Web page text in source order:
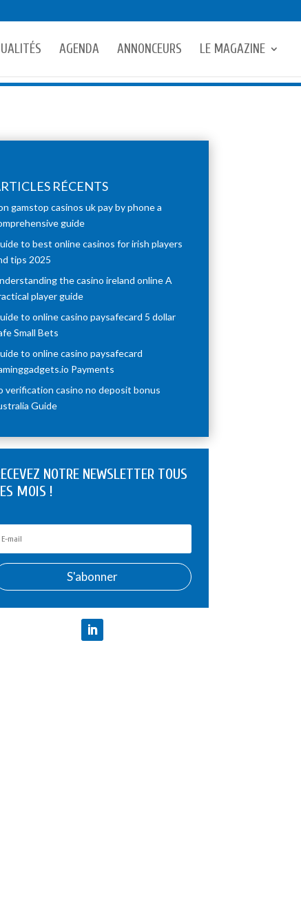
AGENDA ANNONCEURS LE MAGAZINE
RÉCENTS
gamstop casinos uk pay by phone a
guide
to best online casinos for irish players
tips 2025
the casino ireland online A
player guide
to online casino paysafecard 5 dollar
Small Bets
to online casino paysafecard
Payments
verification casino no deposit bonus
Guide
NOTRE NEWSLETTER TOUS
MOIS !
S'abonner